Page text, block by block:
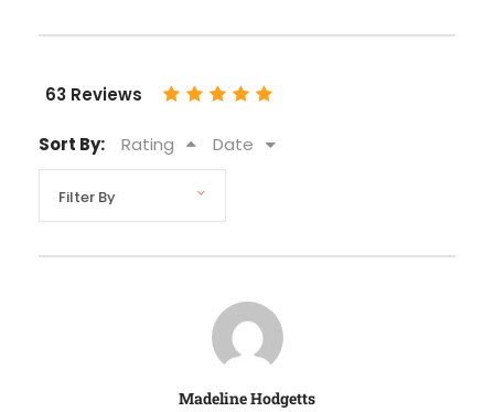
63 Reviews
Sort By: Rating Date
Madeline Hodgetts